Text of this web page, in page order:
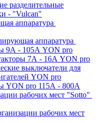
разделительные
- "Vulcan"
аппаратура
аппаратура
9А - 105А YON pro
7А - 16А YON pro
выключатели для
YON pro
YON pro 115А - 800А
рабочих мест "Sotto"
рабочих мест